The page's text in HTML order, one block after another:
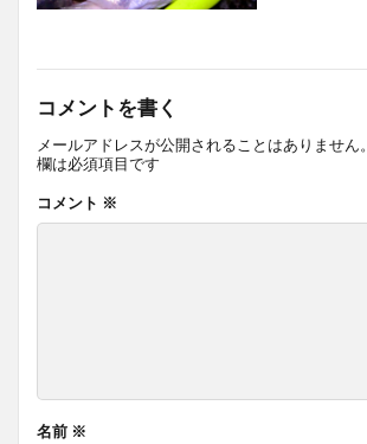
コメントを書く
メールアドレスが公開されることはありません。
欄は必須項目です
コメント ※
名前 ※